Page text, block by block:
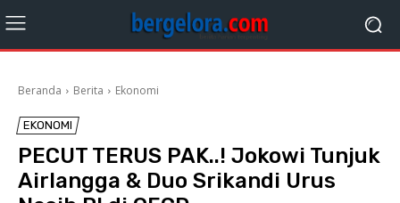
Beranda Berita Ekonomi
EKONOMI
PECUT TERUS PAK..! Jokowi Tunjuk
Airlangga & Duo Srikandi Urus